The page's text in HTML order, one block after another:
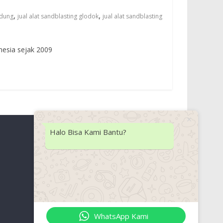
, jual alat sandblasting glodok, jual alat sandblasting
sejak 2009
Halo Bisa Kami Bantu?
WhatsApp Kami